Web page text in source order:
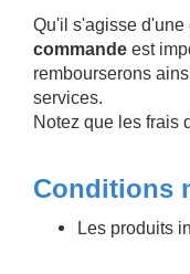
Qu'il s'agisse d'une
commande est
rembourserons
services.
Notez que les frais
Conditions
Les produits